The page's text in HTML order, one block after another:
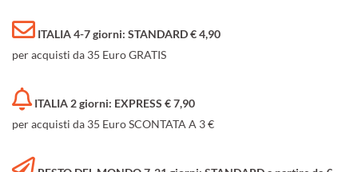
ITALIA 4-7 giorni: STANDARD € 4,90
per acquisti da 35 Euro GRATIS
ITALIA 2 giorni: EXPRESS € 7,90
per acquisti da 35 Euro SCONTATA A 3 €